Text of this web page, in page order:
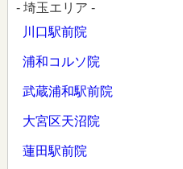
- 埼玉エリア -
川口駅前院
浦和コルソ院
武蔵浦和駅前院
大宮区天沼院
蓮田駅前院